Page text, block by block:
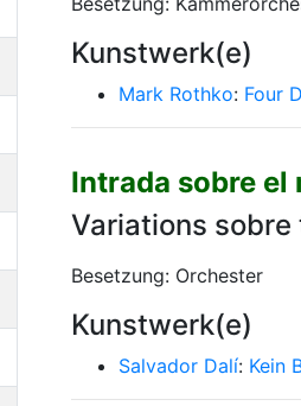
Kunstwerk(e)
Mark Rothko: Four
Intrada sobre el
Variations sobre
Besetzung: Orchester
Kunstwerk(e)
Salvador Dalí: Kein